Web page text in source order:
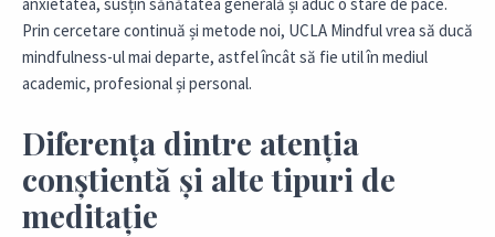
Prin cercetare continuă și metode noi, UCLA Mindful vrea să ducă
mindfulness-ul mai departe, astfel încât să fie util în mediul
academic, profesional și personal.
Diferența dintre atenția
conștientă și alte tipuri de
meditație